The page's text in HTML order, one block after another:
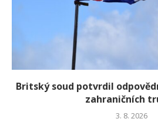
Britský soud potvrdil
zahraničních
3. 8. 2026